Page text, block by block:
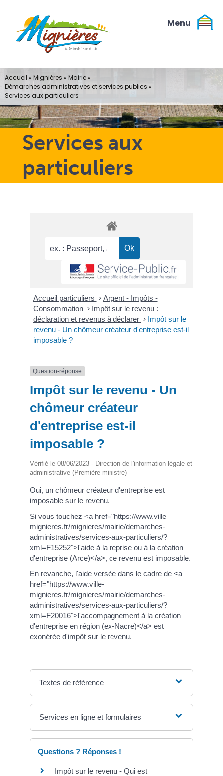
contenu
Services aux
particuliers
Accueil » Mignières » Mairie»
Démarches administratives et services publics »
Services aux particuliers
Accueil particuliers > Argent - Impôts -
Consommation > Impôt sur le revenu :
déclaration et revenus à déclarer > Impôt sur le
revenu - Un chômeur créateur d'entreprise est-il
imposable ?
Question-réponse
Impôt sur le revenu - Un
chômeur créateur
d'entreprise est-il
imposable ?
Vérifié le 08/06/2023 - Direction de l'information légale et
administrative (Première ministre)
Oui, un chômeur créateur d'entreprise est
imposable sur le revenu.
Si vous touchez <a href="https://www.ville-
mignieres.fr/mignieres/mairie/demarches-
administratives/services-aux-particuliers/?
xml=F15252">l'aide à la reprise ou à la création
d'entreprise (Arce)</a>, ce revenu est imposable.
En revanche, l'aide versée dans le cadre de <a
href="https://www.ville-
mignieres.fr/mignieres/mairie/demarches-
administratives/services-aux-particuliers/?
xml=F20016">l'accompagnement à la création
d'entreprise en région (ex-Nacre)</a> est
exonérée d'impôt sur le revenu.
Textes de référence
Services en ligne et formulaires
Questions ? Réponses !
Impôt sur le revenu - Qui est